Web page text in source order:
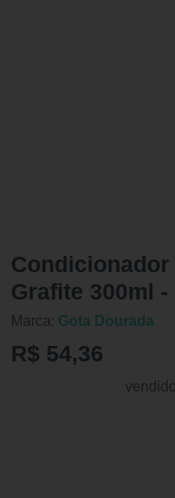
Condicionador
Grafite 300ml
Marca: Gota Dourada
R$ 54,36